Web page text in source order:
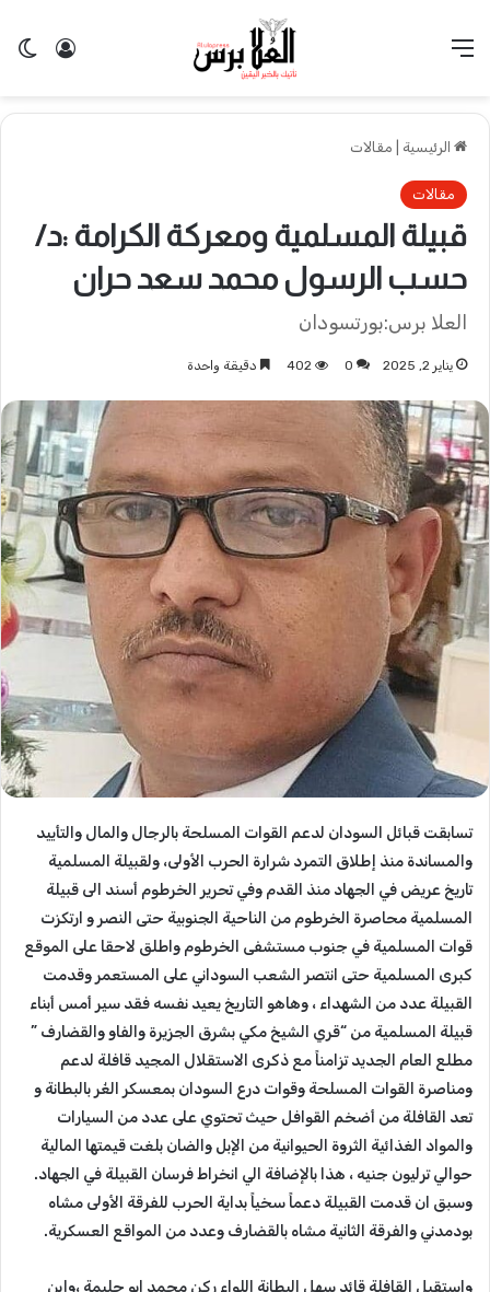
الرئيسية مقالات
مقالات
قبيلة المسلمية ومعركة الكرامة :د/
حسب الرسول محمد سعد حران
العلا برس:بورتسودان
يناير 2, 2025 0
402 دقيقة واحدة
تسابقت قبائل السودان لدعم القوات المسلحة بالرجال والمال والتأييد
والمساندة منذ إطلاق التمرد شرارة الحرب الأولى، ولقبيلة المسلمية
تاريخ عريض في الجهاد منذ القدم وفي تحرير الخرطوم أسند الى قبيلة
المسلمية محاصرة الخرطوم من الناحية الجنوبية حتى النصر و ارتكزت
قوات المسلمية في جنوب مستشفى الخرطوم واطلق لاحقا على الموقع
كبرى المسلمية حتى انتصر الشعب السوداني على المستعمر وقدمت
القبيلة عدد من الشهداء ، وهاهو التاريخ يعيد نفسه فقد سير أمس أبناء
قبيلة المسلمية من “قري الشيخ مكي بشرق الجزيرة والفاو والقضارف ”
مطلع العام الجديد تزامناً مع ذكرى الاستقلال المجيد قافلة لدعم
ومناصرة القوات المسلحة وقوات درع السودان بمعسكر الغُر بالبطانة و
تعد القافلة من أضخم القوافل حيث تحتوي على عدد من السيارات
والمواد الغذائية الثروة الحيوانية من الإبل والضان بلغت قيمتها المالية
حوالي ترليون جنيه ، هذا بالإضافة الي انخراط فرسان القبيلة في الجهاد.
وسبق ان قدمت القبيلة دعماً سخياً بداية الحرب للفرقة الأولى مشاه
بودمدني والفرقة الثانية مشاه بالقضارف وعدد من المواقع العسكرية.
واستقبل القافلة قائد سهل البطانة اللواء ركن محمد ابو حليمة ،وإبن